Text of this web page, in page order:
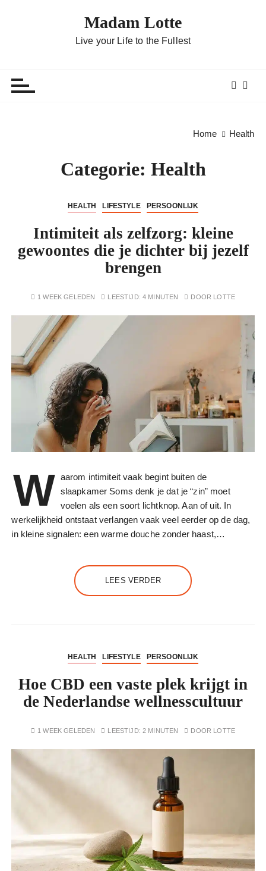
Madam Lotte
Live your Life to the Fullest
Home Health
Categorie: Health
HEALTH LIFESTYLE PERSOONLIJK
Intimiteit als zelfzorg: kleine
gewoontes die je dichter bij jezelf
brengen
1 WEEK GELEDEN LEESTIJD: 4 MINUTEN DOOR LOTTE
W aarom intimiteit vaak begint buiten de
slaapkamer Soms denk je dat je “zin” moet
voelen als een soort lichtknop. Aan of uit. In
werkelijkheid ontstaat verlangen vaak veel eerder op de dag,
in kleine signalen: een warme douche zonder haast,…
LEES VERDER
HEALTH LIFESTYLE PERSOONLIJK
Hoe CBD een vaste plek krijgt in
de Nederlandse wellnesscultuur
1 WEEK GELEDEN LEESTIJD: 2 MINUTEN DOOR LOTTE